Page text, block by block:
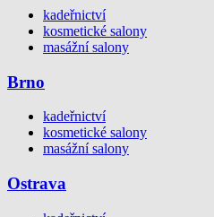
kadeřnictví
kosmetické salony
masážní salony
Brno
kadeřnictví
kosmetické salony
masážní salony
Ostrava